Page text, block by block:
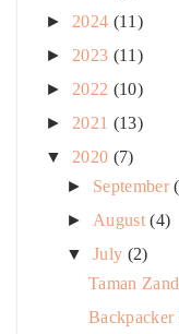
► 2024 (11)
► 2023 (11)
► 2022 (10)
► 2021 (13)
▼ 2020 (7)
► September
► August(4)
▼July (2)
Taman
Backpacker